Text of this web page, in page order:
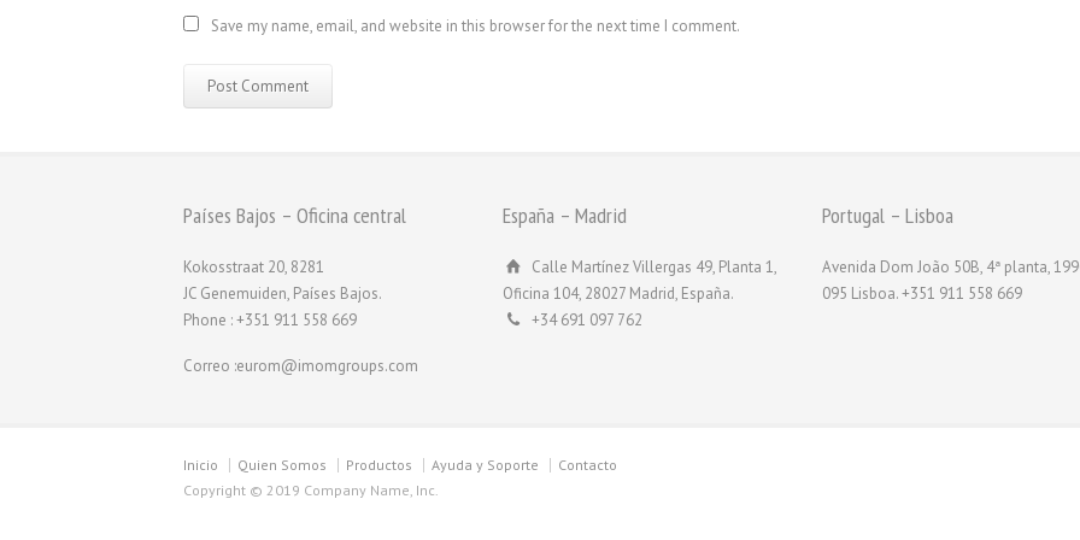
Save my name, email, and website in this browser for the next time I comment.
Países Bajos – Oficina central
Kokosstraat 20, 8281
JC Genemuiden, Países Bajos.
Phone : +351 911 558 669
Correo :eurom@imomgroups.com
España – Madrid
Calle Martínez Villergas 49, Planta 1,
Oficina 104, 28027 Madrid, España.
+34 691 097 762
Portugal – Lisboa
Avenida Dom João 50B, 4ª planta,
095 Lisboa. +351 911 558 669
Inicio Quien Somos Productos Ayuda y Soporte
Contacto
Copyright © 2019 Company Name, Inc.